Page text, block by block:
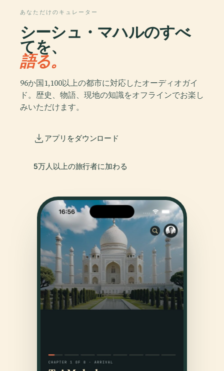
あなただけのキュレーター
シーシュ・マハルのすべ
てを、
語る。
96か国1,100以上の都市に対応したオーディオガイ
ド。歴史、物語、現地の知識をオフラインでお楽し
みいただけます。
アプリをダウンロード
5万人以上の旅行者に加わる